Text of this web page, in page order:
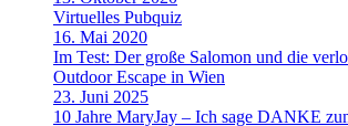
Virtuelles Pubquiz
16. Mai 2020
Im Test: Der große Salomon und die
Outdoor Escape in Wien
23. Juni 2025
10 Jahre MaryJay – Ich sage DANKE